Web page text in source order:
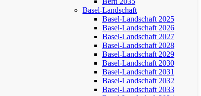
Basel-Landschaft
Basel-Landschaft 2025
Basel-Landschaft 2026
Basel-Landschaft 2027
Basel-Landschaft 2028
Basel-Landschaft 2029
Basel-Landschaft 2030
Basel-Landschaft 2031
Basel-Landschaft 2032
Basel-Landschaft 2033